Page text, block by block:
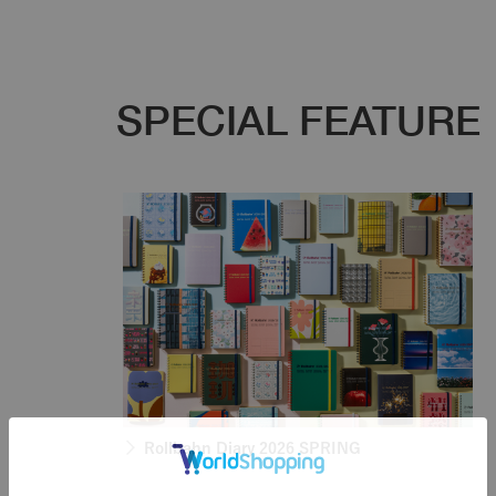
SPECIAL FEATURE
Rollbahn Diary 2026 SPRING